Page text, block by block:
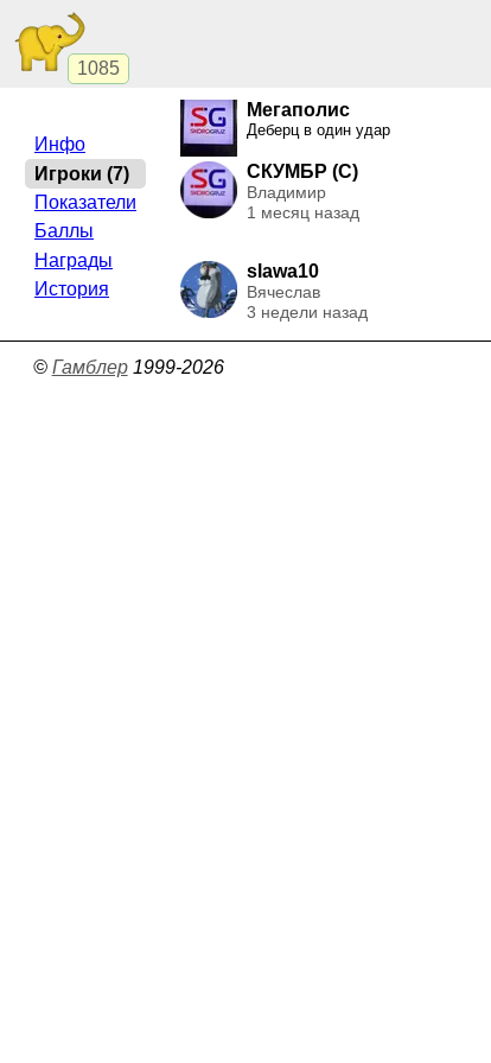
1085
Мегаполис
Деберц в один удар
СКУМБР (C)
Владимир
1 месяц назад
slawa10
Вячеслав
3 недели назад
Инфо
Игроки (7)
Показатели
Баллы
Награды
История
© Гамблер1999-2026